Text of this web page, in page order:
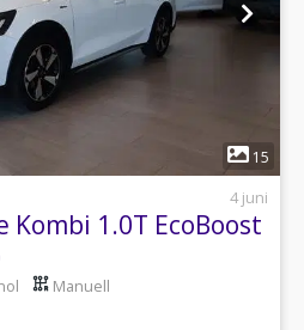
15
4 juni
Kombi 1.0T EcoBoost
Manuell